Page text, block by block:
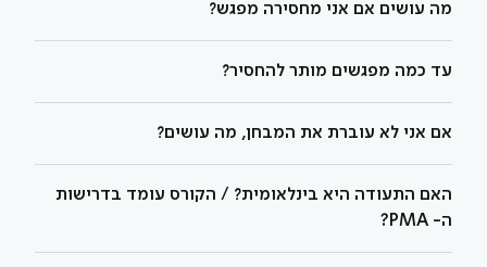
מה עושים אם אני מחסירה מפגש?
עד כמה מפגשים מותר להחסיר?
אם אני לא עוברת את המבחן, מה עושים?
האם התעודה היא בינלאומית? / הקורס עומד בדרישות
ה- PMA?